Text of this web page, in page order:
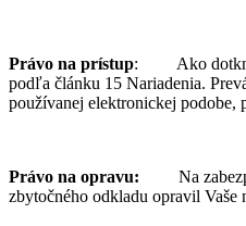
Právo na prístup: Ako dotknutá
podľa článku 15 Nariadenia.
používanej elektronickej podobe,
Právo na opravu: Na
zbytočného odkladu opravil Vaše